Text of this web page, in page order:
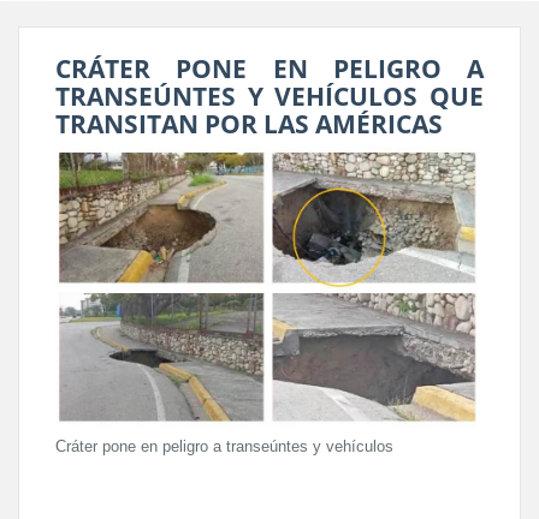
CRÁTER PONE EN PELIGRO A
TRANSEÚNTES Y VEHÍCULOS QUE
TRANSITAN POR LAS AMÉRICAS
Cráter pone en peligro a transeúntes y vehículos